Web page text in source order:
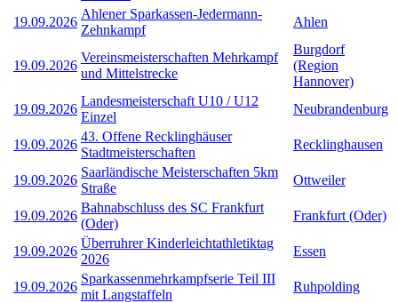
19.09.2026
Ahlener Sparkassen-Jedermann-
Zehnkampf
Ahlen
19.09.2026
Vereinsmeisterschaften Mehrkampf
und Mittelstrecke
Burgdorf
(Region
Hannover)
19.09.2026
Landesmeisterschaft U10 / U12
Einzel
Neubrandenburg
19.09.2026
43. Offene Recklinghäuser
Stadtmeisterschaften
Recklinghausen
19.09.2026
Saarländische Meisterschaften 5km
Straße
Ottweiler
19.09.2026
Bahnabschluss des SC Frankfurt
(Oder)
Frankfurt (Oder)
19.09.2026
Überruhrer Kinderleichtathletiktag
2026
Essen
19.09.2026
Sparkassenmehrkampfserie Teil III
mit Langstaffeln
Ruhpolding